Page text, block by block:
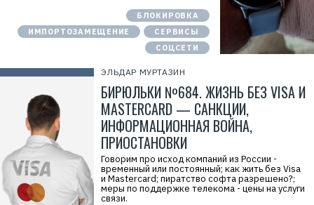
БЛОКИРОВКА
ИМПОРТОЗАМЕЩЕНИЕ
СЕРВИСЫ
СОЦСЕТИ
ЭЛЬДАР МУРТАЗИН
БИРЮЛЬКИ №684. ЖИЗНЬ БЕЗ VISA И
MASTERCARD — САНКЦИИ,
ИНФОРМАЦИОННАЯ ВОЙНА,
ПРИОСТАНОВКИ
Говорим про исход компаний из России -
временный или постоянный; как жить без Visa
и Mastercard; пиратство софта разрешено?;
меры по поддержке телекома - цены на услуги
связи.